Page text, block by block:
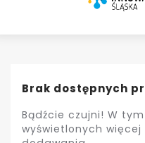
Brak dostępnych
Bądźcie czujni! W
wyświetlonych